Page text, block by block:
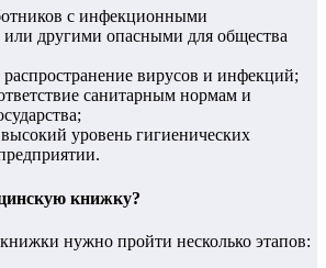
с инфекционными
или другими опасными для общества
распространение вирусов и инфекций;
санитарным нормам и
уровень гигиенических
книжку?
нужно пройти несколько этапов: